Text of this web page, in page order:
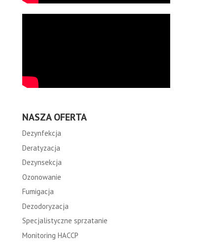
NASZA OFERTA
Dezynfekcja
Deratyzacja
Dezynsekcja
Ozonowanie
Fumigacja
Dezodoryzacja
Specjalistyczne sprzatanie
Monitoring HACCP